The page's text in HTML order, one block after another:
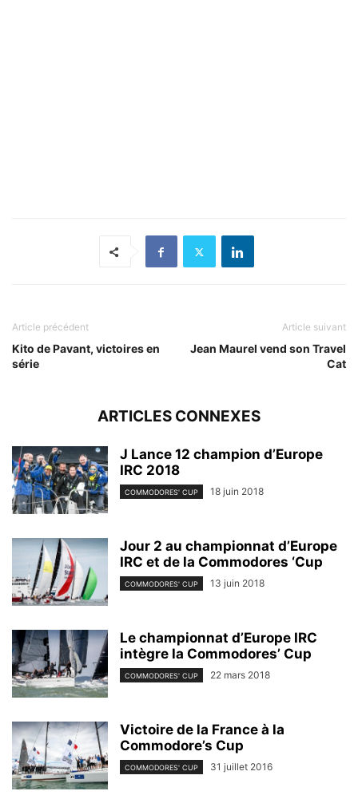
Article précédent
Kito de Pavant, victoires en
série
Article suivant
Jean Maurel vend son Travel
Cat
ARTICLES CONNEXES
J Lance 12 champion d’Europe
IRC 2018
COMMODORES' CUP 18 juin 2018
Jour 2 au championnat d’Europe
IRC et de la Commodores ‘Cup
COMMODORES' CUP 13 juin 2018
Le championnat d’Europe IRC
intègre la Commodores’ Cup
COMMODORES' CUP 22 mars 2018
Victoire de la France à la
Commodore’s Cup
COMMODORES' CUP 31 juillet 2016